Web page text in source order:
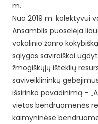
m.
Nuo 2019 m. kolektyvui
Ansamblis puoselėja
vokalinio žanro
sąlygas saviraiškai
žmogiškųjų išteklių
saviveiklininkų
išsirinko pavadinimą –
vietos bendruomenės
kaimyninėse